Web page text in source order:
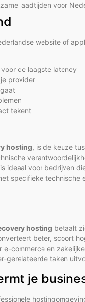
laadtijden voor
website of
de laagste latency
provider
tekent
hosting, is de keuze
ideaal voor bedrijven
specifieke technische
hosting betaalt
beter, scoort
commerce en
gerelateerde taken
je